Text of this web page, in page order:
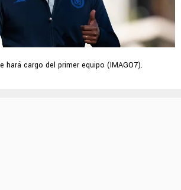
hará cargo del primer equipo (IMAGO7).